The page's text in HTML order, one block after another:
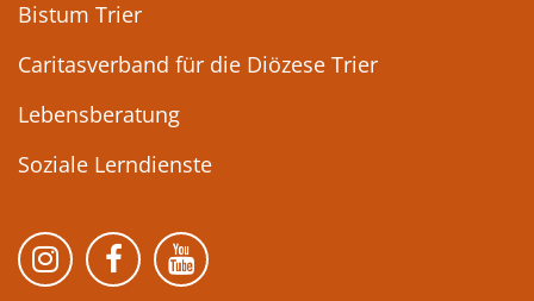
Bistum Trier
Caritasverband für die Diözese Trier
Lebensberatung
Soziale Lerndienste
Bistum Trier auf Instragram
Bistum Trier auf Facebook
Bistum Trier auf YouTube